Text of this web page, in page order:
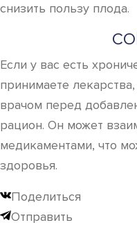
снизить пользу плода.
Если у вас есть
принимаете
врачом перед
рацион. Он может
медикаментами, что
здоровья.
Поделиться
Отправить